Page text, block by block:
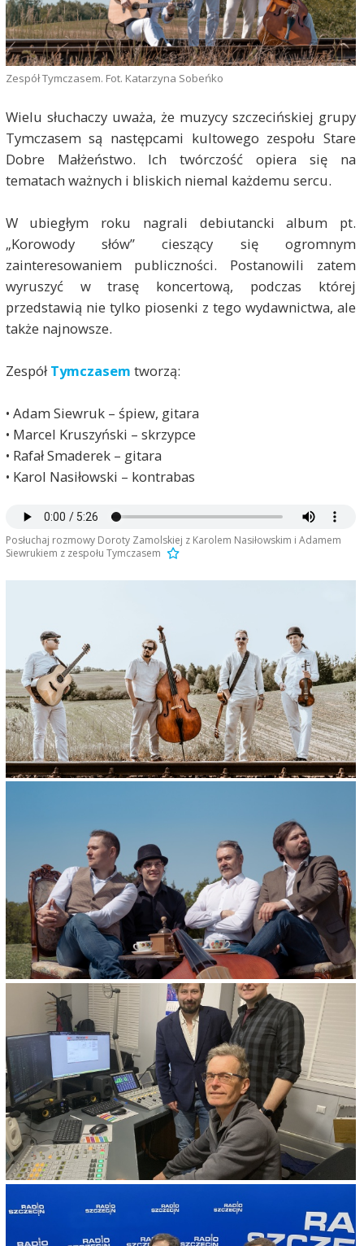
Zespół Tymczasem. Fot. Katarzyna Sobeńko
Wielu słuchaczy uważa, że muzycy szczecińskiej grupy
Tymczasem są następcami kultowego zespołu Stare
Dobre Małżeństwo. Ich twórczość opiera się na
tematach ważnych i bliskich niemal każdemu sercu.
W ubiegłym roku nagrali debiutancki album pt.
„Korowody słów” cieszący się ogromnym
zainteresowaniem publiczności. Postanowili zatem
wyruszyć w trasę koncertową, podczas której
przedstawią nie tylko piosenki z tego wydawnictwa, ale
także najnowsze.
Zespół Tymczasem tworzą:
• Adam Siewruk – śpiew, gitara
• Marcel Kruszyński – skrzypce
• Rafał Smaderek – gitara
• Karol Nasiłowski – kontrabas
Posłuchaj rozmowy Doroty Zamolskiej z Karolem Nasiłowskim i Adamem
Siewrukiem z zespołu Tymczasem